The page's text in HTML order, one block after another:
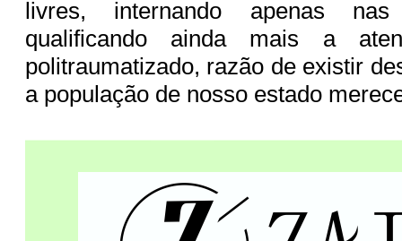
livres, internando apenas
qualificando ainda mais a
politraumatizado, razão de existir
a população de nosso estado